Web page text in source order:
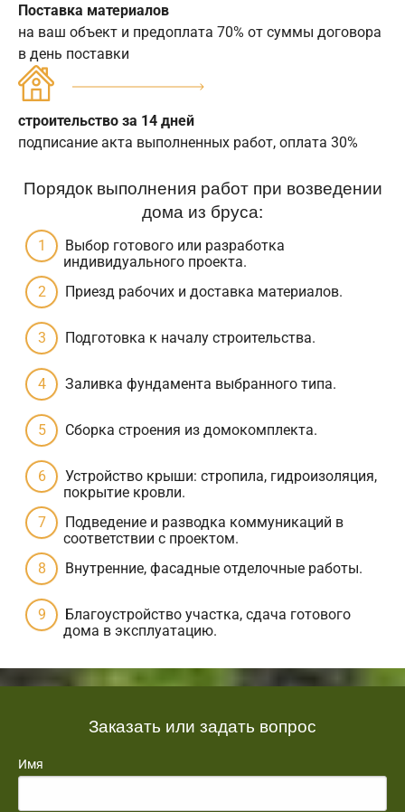
Поставка материалов
на ваш объект и предоплата 70% от суммы договора
в день поставки
строительство за 14 дней
подписание акта выполненных работ, оплата 30%
Порядок выполнения работ при возведении
дома из бруса:
Выбор готового или разработка
индивидуального проекта.
Приезд рабочих и доставка материалов.
Подготовка к началу строительства.
Заливка фундамента выбранного типа.
Сборка строения из домокомплекта.
Устройство крыши: стропила, гидроизоляция,
покрытие кровли.
Подведение и разводка коммуникаций в
соответствии с проектом.
Внутренние, фасадные отделочные работы.
Благоустройство участка, сдача готового
дома в эксплуатацию.
Заказать или задать вопрос
Имя